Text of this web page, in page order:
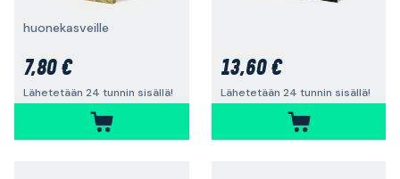
huonekasveille
7,80 €
Lähetetään 24 tunnin sisällä!
13,60 €
Lähetetään 24 tunnin sisällä!